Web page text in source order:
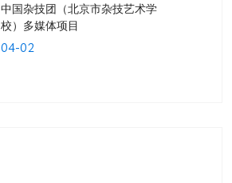
中国杂技团（北京市杂技艺术学
校）多媒体项目
04-02